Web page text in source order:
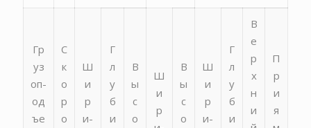
Гр
уз
оп-
од
ъе
С
к
о
р
о
Ш
и
р
и-
Г
л
у
б
и
В
ы
с
о
Ш
и
р
В
ы
с
о
Ш
и
р
и-
Г
л
у
б
и
В
е
р
х
н
и
П
р
и
я